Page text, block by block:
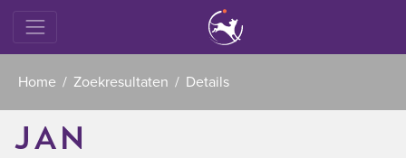
Home Zoekresultaten Details
JAN